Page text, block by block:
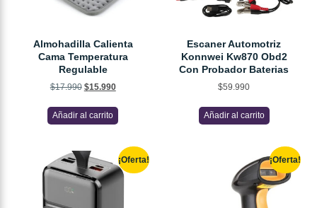
Almohadilla Calienta
Cama Temperatura
Regulable
$17.990 $15.990
Añadir al carrito
Escaner Automotriz
Konnwei Kw870 Obd2
Con Probador Baterias
$59.990
Añadir al carrito
¡Oferta! ¡Oferta!